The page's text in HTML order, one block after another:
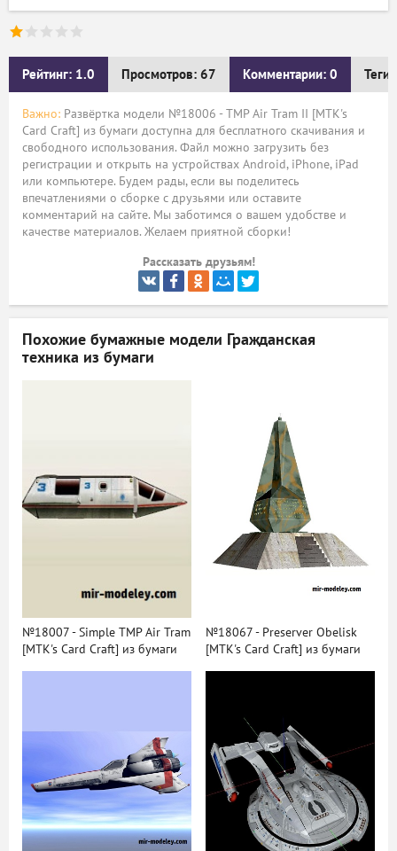
Рейтинг: 1.0 Просмотров: 67 Комментарии: 0 Теги:
Важно: Развёртка модели №18006 - TMP Air Tram II [MTK's
Card Craft] из бумаги доступна для бесплатного скачивания и
свободного использования. Файл можно загрузить без
регистрации и открыть на устройствах Android, iPhone, iPad
или компьютере. Будем рады, если вы поделитесь
впечатлениями о сборке с друзьями или оставите
комментарий на сайте. Мы заботимся о вашем удобстве и
качестве материалов. Желаем приятной сборки!
Рассказать друзьям!
Похожие бумажные модели Гражданская
техника из бумаги
№18007 - Simple TMP Air Tram
[MTK's Card Craft] из бумаги
№18067 - Preserver Obelisk
[MTK's Card Craft] из бумаги